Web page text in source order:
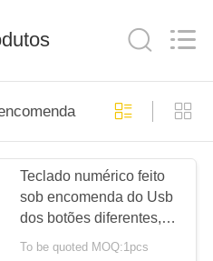
do teclado
Teclado numérico feito
sob encomenda do Usb
dos botões diferentes,
33 industriais de aço
To be quoted MOQ:1pcs